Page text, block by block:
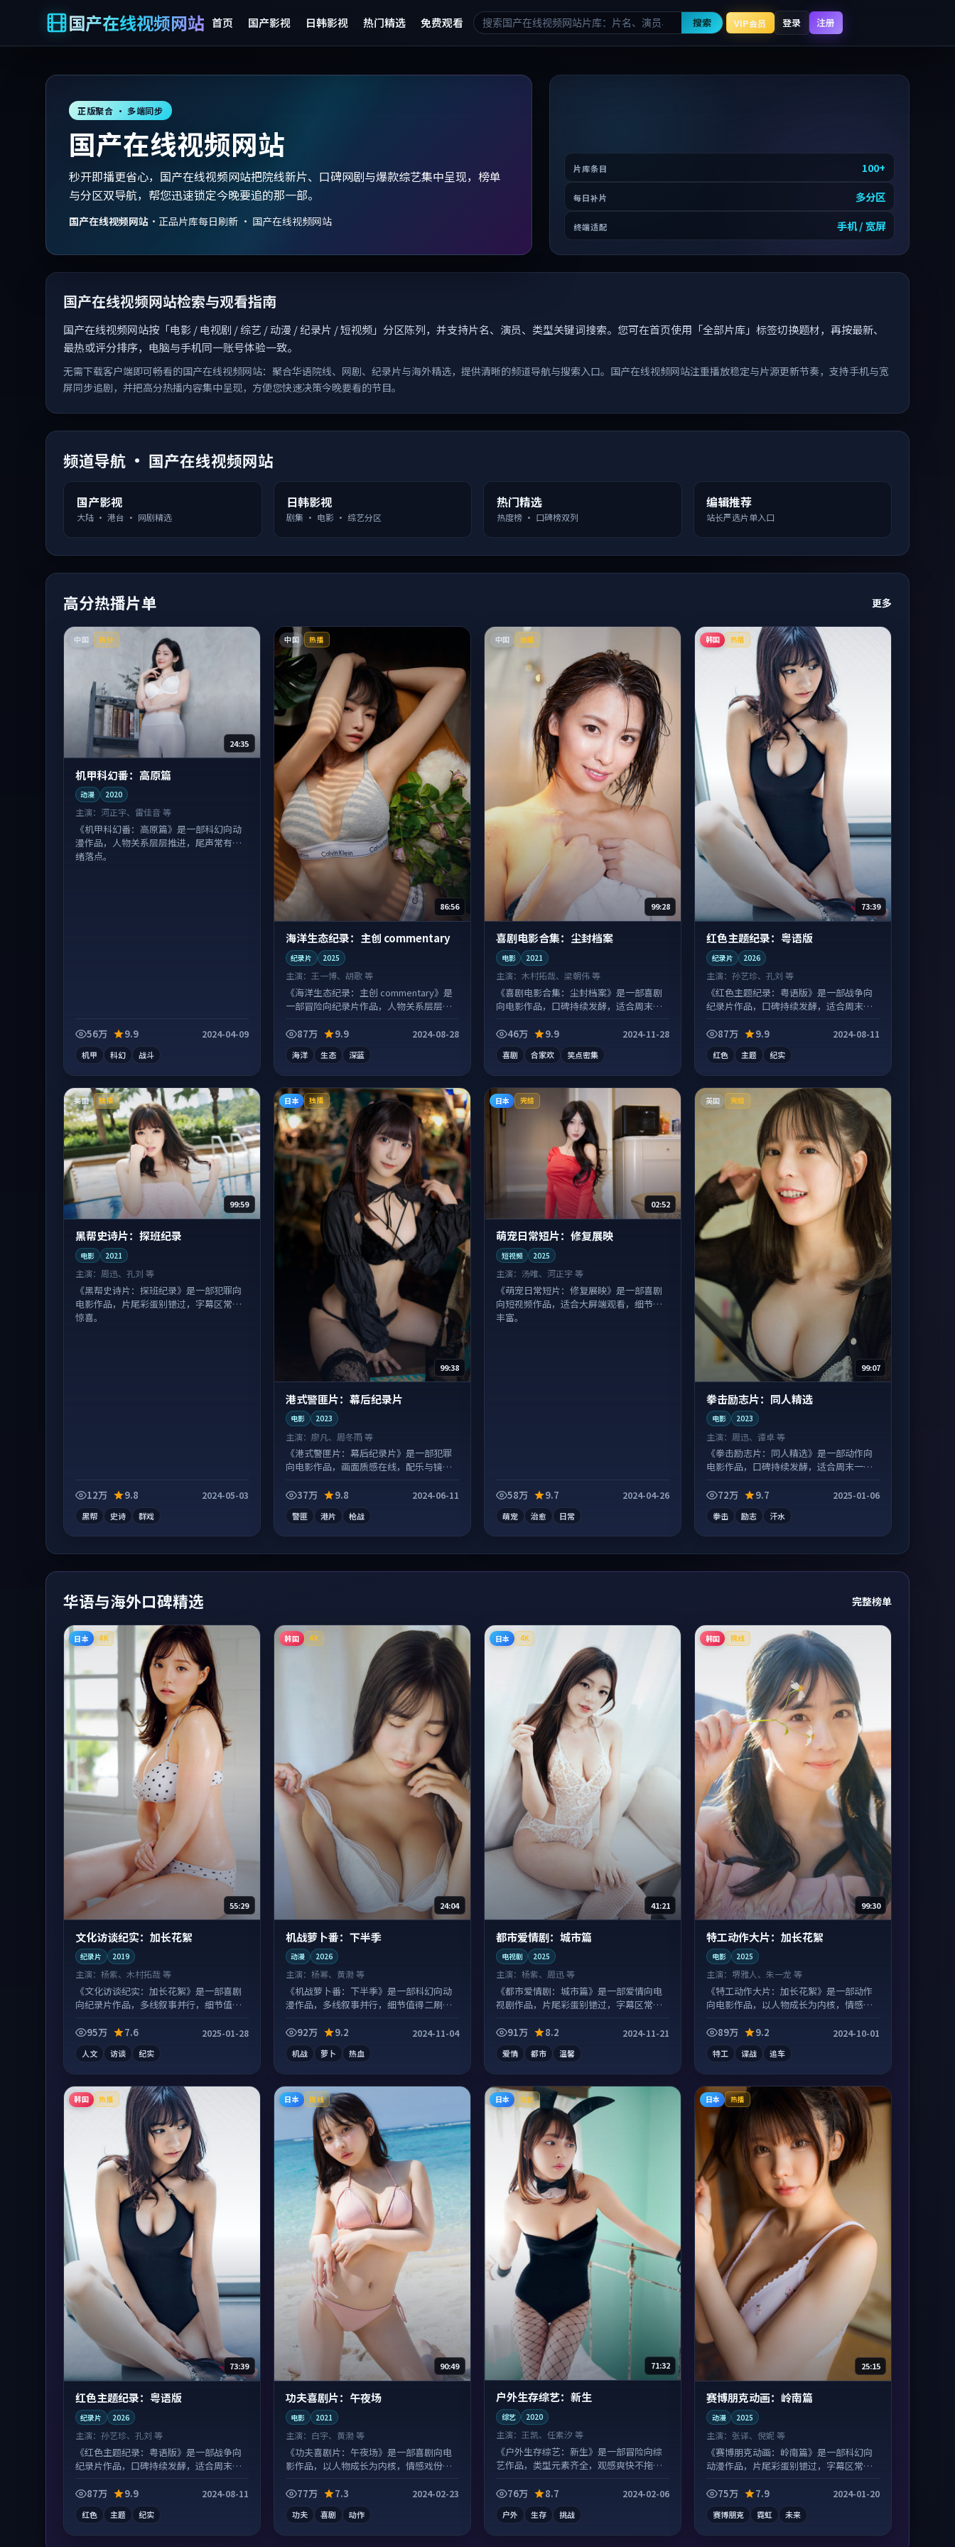
国产在线视频网站 首页 国产影视 日韩影视 热门精选 免费观看 搜索 VIP会员 登录 注册
正版聚合 · 多端同步
国产在线视频网站
秒开即播更省心，国产在线视频网站把院线新片、口碑网剧与爆款综艺集中呈现，榜单
与分区双导航，帮您迅速锁定今晚要追的那一部。
国产在线视频网站 · 正品片库每日刷新 · 国产在线视频网站
片库条目 100+
每日补片 多分区
终端适配 手机 / 宽屏
国产在线视频网站检索与观看指南
国产在线视频网站按「电影 / 电视剧 / 综艺 / 动漫 / 纪录片 / 短视频」分区陈列，并支持片名、演员、类型关键词搜索。您可在首页使用「全部片库」标签切换题材，再按最新、
最热或评分排序，电脑与手机同一账号体验一致。
无需下载客户端即可畅看的国产在线视频网站：聚合华语院线、网剧、纪录片与海外精选，提供清晰的频道导航与搜索入口。国产在线视频网站注重播放稳定与片源更新节奏，支持手机与宽
屏同步追剧，并把高分热播内容集中呈现，方便您快速决策今晚要看的节目。
频道导航 · 国产在线视频网站
国产影视
大陆 · 港台 · 网剧精选
日韩影视
剧集 · 电影 · 综艺分区
热门精选
热度榜 · 口碑榜双列
编辑推荐
站长严选片单入口
高分热播片单 更多
中国 高分
24:35
机甲科幻番：高原篇
动漫 2020
主演： 河正宇、雷佳音 等
《机甲科幻番：高原篇》是一部科幻向动
漫作品，人物关系层层推进，尾声常有情
绪落点。
56万 9.9 2024-04-09
机甲 科幻 战斗
中国 热播
86:56
海洋生态纪录：主创 commentary
纪录片 2025
主演： 王一博、胡歌 等
《海洋生态纪录：主创 commentary》是
一部冒险向纪录片作品，人物关系层层推
87万
9.9 2024-08-28
海洋 生态 深蓝
中国 独播
99:28
喜剧电影合集：尘封档案
电影 2021
主演：木村拓哉、梁朝伟 等
《喜剧电影合集：尘封档案》是一部喜剧
向电影作品，口碑持续发酵，适合周末一
46万
9.9 2024-11-28
喜剧 合家欢 笑点密集
韩国 热播
73:39
红色主题纪录：粤语版
纪录片 2026
主演：孙艺珍、孔刘 等
《红色主题纪录：粤语版》是一部战争向
纪录片作品，口碑持续发酵，适合周末一
87万
9.9 2024-08-11
红色 主题 纪实
美国 独播
99:59
黑帮史诗片：探班纪录
电影 2021
主演： 周迅、孔刘 等
《黑帮史诗片：探班纪录》是一部犯罪向
电影作品，片尾彩蛋别错过，字幕区常有
惊喜。
12万 9.8 2024-05-03
黑帮 史诗 群戏
日本 独播
99:38
港式警匪片：幕后纪录片
电影 2023
主演：廖凡、周冬雨 等
《港式警匪片：幕后纪录片》是一部犯罪
向电影作品，画面质感在线，配乐与镜头
37万
9.8 2024-06-11
警匪 港片 枪战
日本 完结
02:52
萌宠日常短片：修复展映
短视频 2025
主演： 汤唯、河正宇 等
《萌宠日常短片：修复展映》是一部喜剧
向短视频作品，适合大屏端观看，细节更
丰富。
58万 9.7 2024-04-26
萌宠 治愈 日常
英国 完结
99:07
拳击励志片：同人精选
电影 2023
主演： 周迅、谭卓 等
《拳击励志片：同人精选》是一部动作向
电影作品，口碑持续发酵，适合周末一口
72万
9.7 2025-01-06
拳击 励志 汗水
华语与海外口碑精选 完整榜单
日本 4K
55:29
文化访谈纪实：加长花絮
纪录片 2019
主演： 杨紫、木村拓哉 等
《文化访谈纪实：加长花絮》是一部喜剧
向纪录片作品，多线叙事并行，细节值得
95万
7.6 2025-01-28
人文 访谈 纪实
韩国 4K
24:04
机战萝卜番：下半季
动漫 2026
主演：杨幂、黄渤 等
《机战萝卜番：下半季》是一部科幻向动
漫作品，多线叙事并行，细节值得二刷回
92万
9.2 2024-11-04
机战 萝卜 热血
日本 4K
41:21
都市爱情剧：城市篇
电视剧 2025
主演：杨紫、周迅 等
《都市爱情剧：城市篇》是一部爱情向电
视剧作品，片尾彩蛋别错过，字幕区常有
91万
8.2 2024-11-21
爱情 都市 温馨
韩国 院线
99:30
特工动作大片：加长花絮
电影 2025
主演：堺雅人、朱一龙 等
《特工动作大片：加长花絮》是一部动作
向电影作品，以人物成长为内核，情感戏
89万
9.2 2024-10-01
特工 谍战 追车
韩国 热播
73:39
红色主题纪录：粤语版
纪录片 2026
主演： 孙艺珍、孔刘 等
《红色主题纪录：粤语版》是一部战争向
纪录片作品，口碑持续发酵，适合周末一
87万
9.9 2024-08-11
红色 主题 纪实
日本 院线
90:49
功夫喜剧片：午夜场
电影 2021
主演： 白宇、黄渤 等
《功夫喜剧片：午夜场》是一部喜剧向电
影作品，以人物成长为内核，情感戏份扎
77万
7.3 2024-02-23
功夫 喜剧 动作
日本 杜比
71:32
户外生存综艺：新生
综艺 2020
主演： 王凯、任素汐 等
《户外生存综艺：新生》是一部冒险向综
艺作品，类型元素齐全，观感爽快不拖
76万
8.7 2024-02-06
户外 生存 挑战
日本 热播
25:15
赛博朋克动画：岭南篇
动漫 2025
主演： 张译、倪妮 等
《赛博朋克动画：岭南篇》是一部科幻向
动漫作品，片尾彩蛋别错过，字幕区常有
75万
7.9 2024-01-20
赛博朋克 霓虹 未来